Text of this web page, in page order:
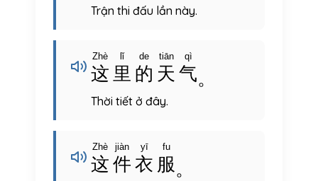
Trận thi đấu lần này.
这
Zhè
里
lǐ
的
de
天
tiān
气
qì
。
Thời tiết ở đây.
这
Zhè
件
jiàn
衣
yī
服
fu
。